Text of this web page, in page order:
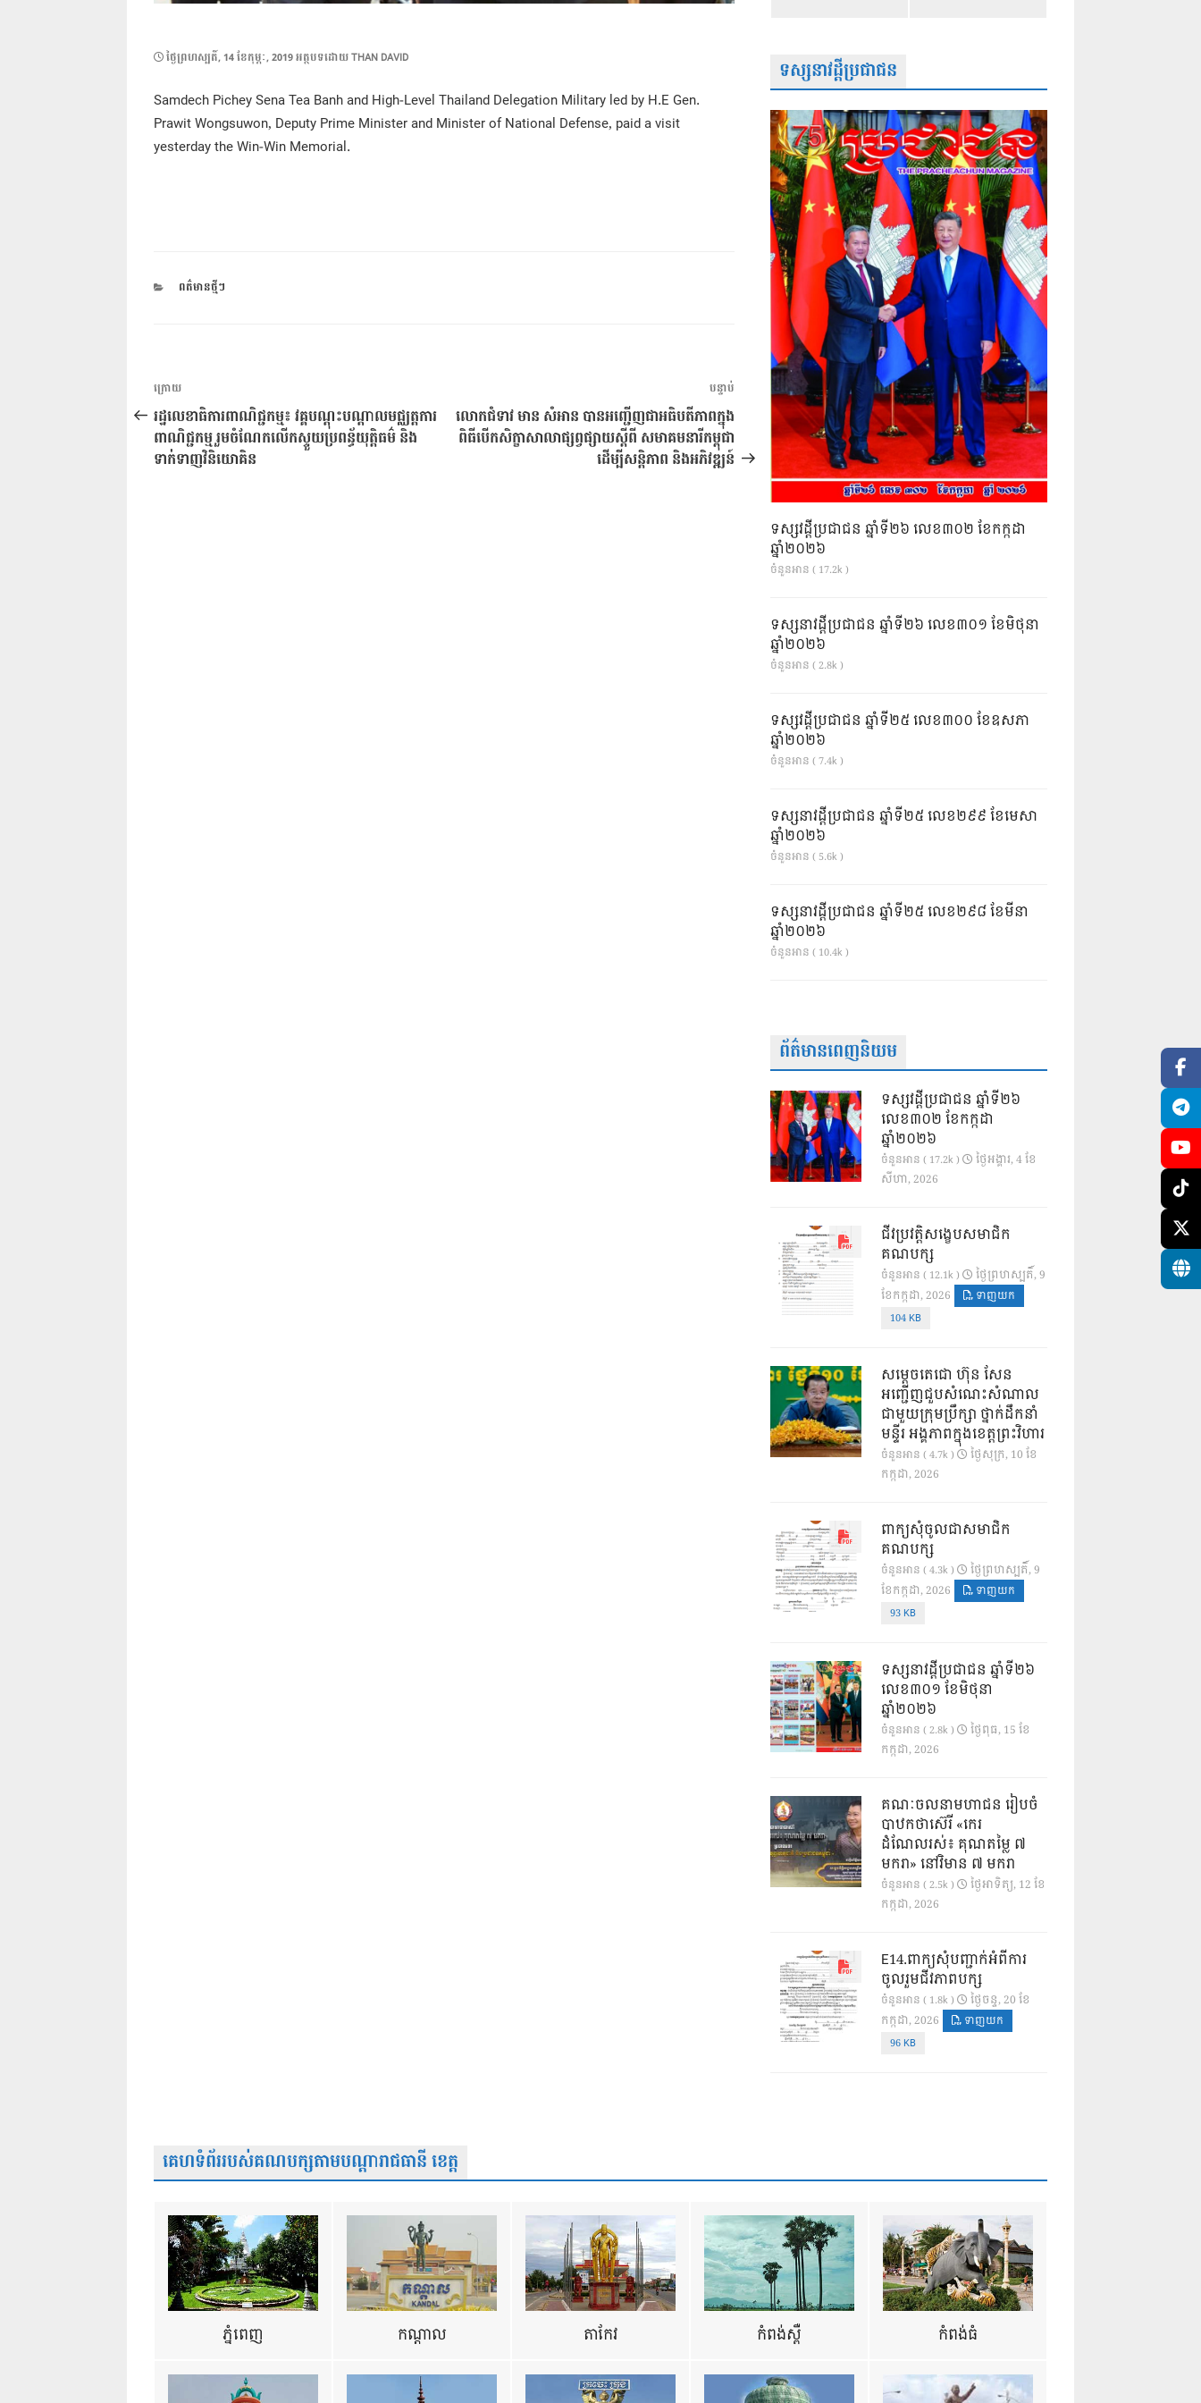
POSTED
ថ្ងៃ​ព្រហស្បតិ៍, 14 ខែ​កុម្ភៈ, 2019អត្ថបទដោយTHAN DAVID
Samdech Pichey Sena Tea Banh and High-Level Thailand Delegation Military led by H.E Gen.
Prawit Wongsuwon, Deputy Prime Minister and Minister of National Defense, paid a visit
yesterday the Win-Win Memorial.
CATEGORIES
ពត៌មានថ្មីៗ
ការ​
នាំទិស​
ប្រកាស
អត្ថបទ
មុន
ក្រោយ
រដ្ឋលេខាធិការពាណិជ្ជកម្ម៖ វគ្គបណ្តុះបណ្តាលមជ្ឈត្តការ
ពាណិជ្ជកម្ម រួមចំណែកលើកស្ទួយប្រពន្ធ័យុត្តិធម៌​ និង
ទាក់ទាញវិនិយោគិន
អត្ថបទ
បន្ទាប់
លោកជំទាវ មាន សំអាន បានអញ្ជើញជាអធិបតីភាពក្នុង
ពិធីបើកសិក្ខាសាលាផ្សព្វផ្សាយស្តីពី សមាគមនារីកម្ពុជា
ដើម្បីសន្តិភាព និងអភិវឌ្ឍន៍
ទស្សនាវដ្តីប្រជាជន
ទស្សវដ្តីប្រជាជន ឆ្នាំទី២៦ លេខ៣០២ ខែកក្កដា
ឆ្នាំ២០២៦
ចំនួនអាន ( 17.2k )
ទស្សនាវដ្ដីប្រជាជន ឆ្នាំទី២៦ លេខ៣០១ ខែមិថុនា
ឆ្នាំ២០២៦
ចំនួនអាន ( 2.8k )
ទស្សវដ្តីប្រជាជន ឆ្នាំទី២៥ លេខ៣០០ ខែឧសភា
ឆ្នាំ២០២៦
ចំនួនអាន ( 7.4k )
ទស្សនាវដ្ដីប្រជាជន ឆ្នាំទី២៥ លេខ២៩៩ ខែមេសា
ឆ្នាំ២០២៦
ចំនួនអាន ( 5.6k )
ទស្សនាវដ្ដីប្រជាជន ឆ្នាំទី២៥ លេខ២៩៨ ខែមីនា
ឆ្នាំ២០២៦
ចំនួនអាន ( 10.4k )
ព័ត៌មានពេញនិយម
ទស្សវដ្តីប្រជាជន ឆ្នាំទី២៦
លេខ៣០២ ខែកក្កដា
ឆ្នាំ២០២៦
ចំនួនអាន ( 17.2k )
ថ្ងៃ​អង្គារ, 4 ខែ​
សីហា, 2026
ជីវប្រវត្តិសង្ខេបសមាជិក
គណបក្ស
ចំនួនអាន ( 12.1k )
ថ្ងៃ​ព្រហស្បតិ៍, 9
ខែ​កក្កដា, 2026
ទាញយក
104 KB
សម្តេចតេជោ ហ៊ុន សែន
អញ្ជើញជួបសំណេះសំណាល
ជាមួយក្រុមប្រឹក្សា ថ្នាក់ដឹកនាំ
មន្ទីរ អង្គភាពក្នុងខេត្តព្រះវិហារ
ចំនួនអាន ( 4.7k )
ថ្ងៃ​សុក្រ, 10 ខែ​
កក្កដា, 2026
ពាក្យសុំចូលជាសមាជិក
គណបក្ស
ចំនួនអាន ( 4.3k )
ថ្ងៃ​ព្រហស្បតិ៍, 9
ខែ​កក្កដា, 2026
ទាញយក
93 KB
ទស្សនាវដ្ដីប្រជាជន ឆ្នាំទី២៦
លេខ៣០១ ខែមិថុនា
ឆ្នាំ២០២៦
ចំនួនអាន ( 2.8k )
ថ្ងៃ​ពុធ, 15 ខែ​
កក្កដា, 2026
គណៈចលនាមហាជន រៀបចំ
បាឋកថាស៊េរី «កេរ
ដំណែលរស់៖ គុណតម្លៃ ៧
មករា» នៅវិមាន ៧ មករា
ចំនួនអាន ( 2.5k )
ថ្ងៃ​អាទិត្យ, 12 ខែ​
កក្កដា, 2026
E14.ពាក្យសុំបញ្ជាក់អំពីការ
ចូលរួមជីវភាពបក្ស
ចំនួនអាន ( 1.8k )
ថ្ងៃ​ចន្ទ, 20 ខែ​
កក្កដា, 2026
ទាញយក
96 KB
គេហទំព័ររបស់គណបក្សតាមបណ្តារាជធានី ខេត្ត
ភ្នំពេញ កណ្តាល តាកែវ កំពង់ស្ពឺ កំពង់ធំ